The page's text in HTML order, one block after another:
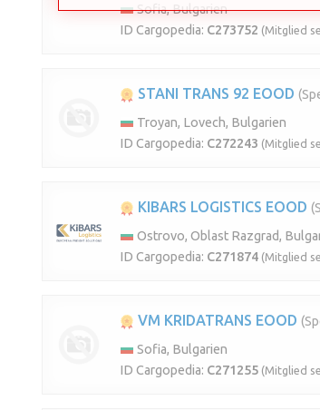
Sofia, Bulgarien
ID Cargopedia: C273752 (Mitglied
STANI TRANS 92 EOOD
Troyan, Lovech, Bulgarien
ID Cargopedia: C272243 (Mitglied
KIBARS LOGISTICS EOOD
Ostrovo, Oblast Razgrad,
ID Cargopedia: C271874 (Mitglied
VM KRIDATRANS EOOD
Sofia, Bulgarien
ID Cargopedia: C271255 (Mitglied